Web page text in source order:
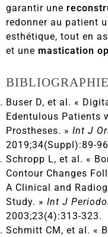
garantir une
redonner au patient
esthétique, tout en
et une mastication
BIBLIOGRAPHIE
Buser D, et al. «
Edentulous Patients
Prostheses. » Int J
2019;34(Suppl):89-
Schropp L, et al. «
Contour Changes
A Clinical and
Study. » Int J
2003;23(4):313-323.
Schmitt CM, et al. «